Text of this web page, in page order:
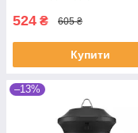
524 ₴ 605 ₴
Купити
–13%